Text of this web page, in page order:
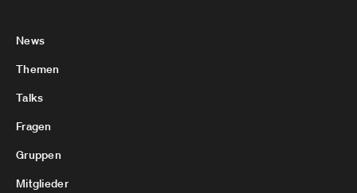
News
Themen
Talks
Fragen
Gruppen
Mitglieder